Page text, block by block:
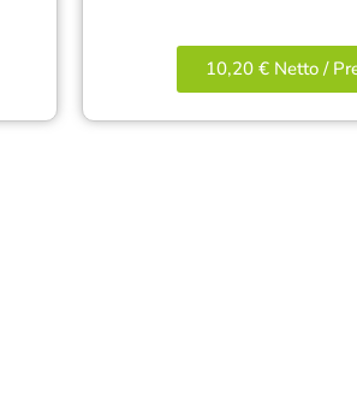
10,20 € Netto /